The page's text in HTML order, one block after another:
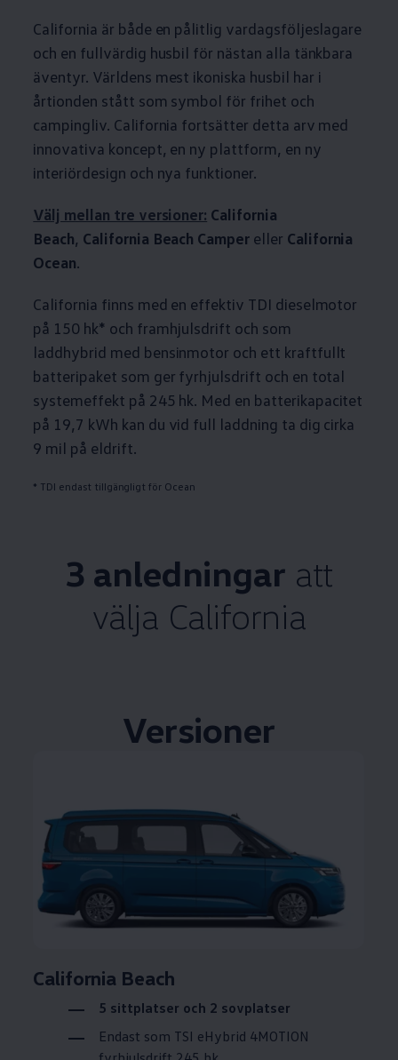
California är både en pålitlig vardagsföljeslagare
och en fullvärdig husbil för nästan alla tänkbara
äventyr. Världens mest ikoniska husbil har i
årtionden stått som symbol för frihet och
campingliv. California fortsätter detta arv med
innovativa koncept, en ny plattform, en ny
interiördesign och nya funktioner.
Välj mellan tre versioner: California
Beach, California Beach Camper eller California
Ocean.
California finns med en effektiv TDI dieselmotor
på 150 hk* och framhjulsdrift och som
laddhybrid med bensinmotor och ett kraftfullt
batteripaket som ger fyrhjulsdrift och en total
systemeffekt på 245 hk. Med en batterikapacitet
på 19,7 kWh kan du vid full laddning ta dig cirka
9 mil på eldrift.
* TDI endast tillgängligt för Ocean
3 anledningar att
välja California
Versioner
California Beach
5 sittplatser och 2 sovplatser
Endast som TSI eHybrid 4MOTION